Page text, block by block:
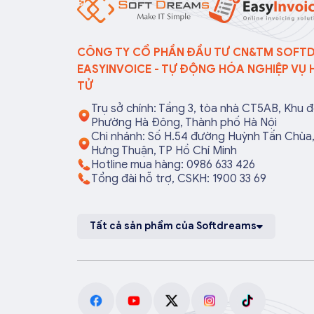
đúng quy định, tránh lập hóa
đơn không cần thiết hoặc áp
sẻ 13
tử không
CÔNG TY CỔ PHẦN ĐẦU TƯ CN&TM
EASYINVOICE - TỰ ĐỘNG HÓA NGHIỆP VỤ
TỬ
Trụ sở chính: Tầng 3, tòa nhà CT5AB, Khu
Phường Hà Đông, Thành phố Hà Nội
Chi nhánh: Số H.54 đường Huỳnh Tấn
Hưng Thuận, TP Hồ Chí Minh
Hotline mua hàng: 0986 633 426
Tổng đài hỗ trợ, CSKH: 1900 33 69
Tất cả sản phẩm của Softdreams